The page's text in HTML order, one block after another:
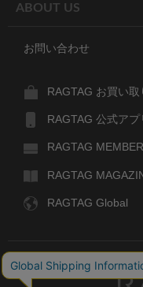
ABOUT US
お問い合わせ
RAGTAG お買い取
RAGTAG 公式アプ
RAGTAG
RAGTAG
RAGTAG Global